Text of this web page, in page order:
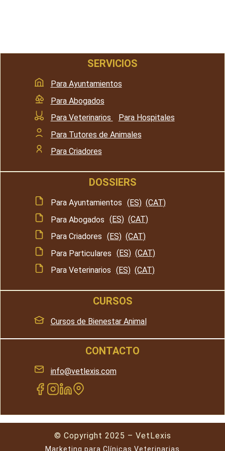
k
pSERVICIOS
Para Ayuntamientos
Para Abogados
Para Veterinarios
Para Hospitales
Para Tutores de Animales
Para Criadores
DOSSIERS
Para Ayuntamientos (ES) (CAT)
Para Abogados (ES) (CAT)
Para Criadores (ES) (CAT)
Para Particulares (ES) (CAT)
Para Veterinarios (ES) (CAT)
CURSOS
Cursos de Bienestar Animal
CONTACTO
info@vetlexis.com
© Copyright 2025 – VetLexis
Marketing para Clínicas Veterinarias